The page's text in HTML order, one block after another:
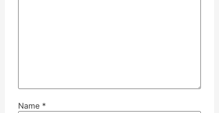
Name *